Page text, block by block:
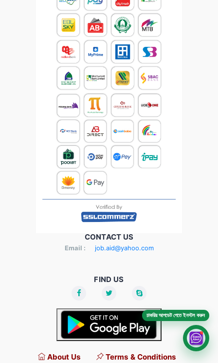
CONTACT US
Email : job.aid@yahoo.com
FIND US
About Us Terms & Conditions
চাকরির আপডেট পেতে ইনস্টল করুন